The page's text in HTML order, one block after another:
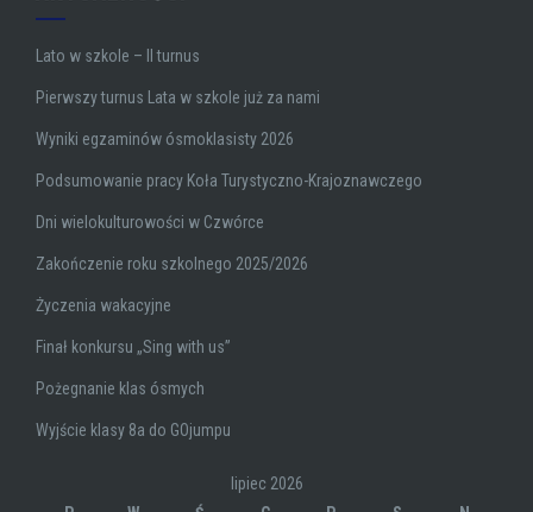
Lato w szkole – II turnus
Pierwszy turnus Lata w szkole już za nami
Wyniki egzaminów ósmoklasisty 2026
Podsumowanie pracy Koła Turystyczno-Krajoznawczego
Dni wielokulturowości w Czwórce
Zakończenie roku szkolnego 2025/2026
Życzenia wakacyjne
Finał konkursu „Sing with us”
Pożegnanie klas ósmych
Wyjście klasy 8a do GOjumpu
lipiec 2026